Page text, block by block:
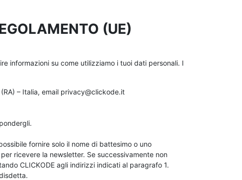
(UE)
informazioni su come utilizziamo i tuoi dati personali. I
– Italia, email privacy@clickode.it
fornire solo il nome di battesimo o uno
ricevere la newsletter. Se successivamente non
CLICKODE agli indirizzi indicati al paragrafo 1.